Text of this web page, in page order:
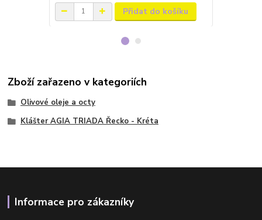
Přidat do košíku
Zboží zařazeno v kategoriích
Olivové oleje a octy
Klášter AGIA TRIADA Řecko - Kréta
Informace pro zákazníky